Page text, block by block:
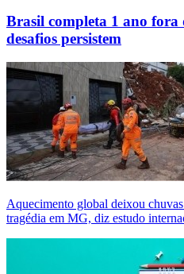
Brasil completa 1 ano fora
desafios persistem
Aquecimento global deixou
tragédia em MG, diz estudo